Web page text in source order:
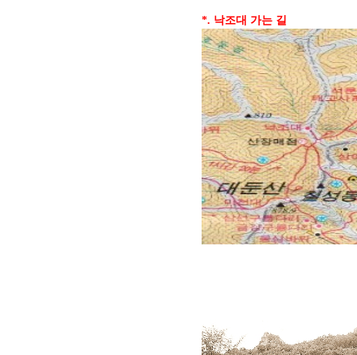
*. 낙조대 가는 길